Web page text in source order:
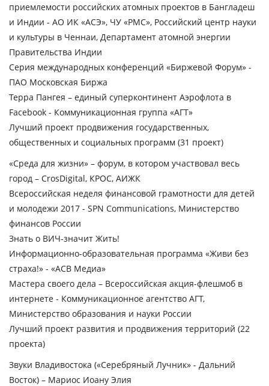
приемлемости российских атомных проектов в Бангладеш
и Индии - АО ИК «АСЭ», ЧУ «РМС», Российский центр науки
и культуры в Ченнаи, Департамент атомной энергии
Правительства Индии
Серия международных конференций «Биржевой Форум» -
ПАО Московская Биржа
Терра Пангея – единый суперконтинент Аэрофлота в
Facebook - Коммуникационная группа «АГТ»
Лучший проект продвижения государственных,
общественных и социальных программ (31 проект)
«Среда для жизни» – форум, в котором участвовал весь
город – CrosDigital, КРОС, АИЖК
Всероссийская неделя финансовой грамотности для детей
и молодежи 2017 - SPN Communications, Министерство
финансов России
Знать о ВИЧ-значит Жить!
Информационно-образовательная программа «Живи без
страха!» - «АСВ Медиа»
Мастера своего дела – Всероссийская акция-флешмоб в
интернете - Коммуникационное агентство АГТ,
Министерство образования и науки России
Лучший проект развития и продвижения территорий (22
проекта)
Звуки Владивостока («Серебряный Лучник» - Дальний
Восток) – Мариос Иоану Элия